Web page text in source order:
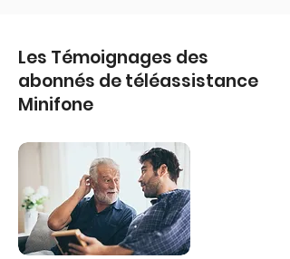
Les Témoignages des
abonnés de téléassistance
Minifone